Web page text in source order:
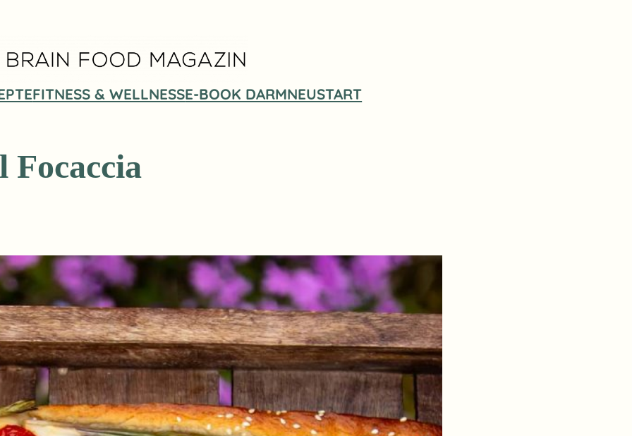
FITNESS & WELLNESSE-BOOK DARMNEUSTART
Focaccia